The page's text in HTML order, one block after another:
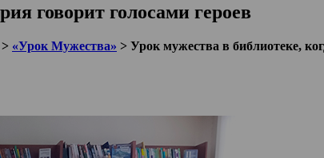
говорит голосами героев
«Урок Мужества» > Урок мужества в библиотеке,